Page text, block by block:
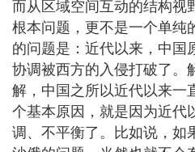
而从区域空间互动的结构视
根本问题，更不是一个单纯
的问题是：近代以来，中国
协调被西方的入侵打破了。
解，中国之所以近代以来一
个基本原因，就是因为近代
调、不平衡了。比如说，如